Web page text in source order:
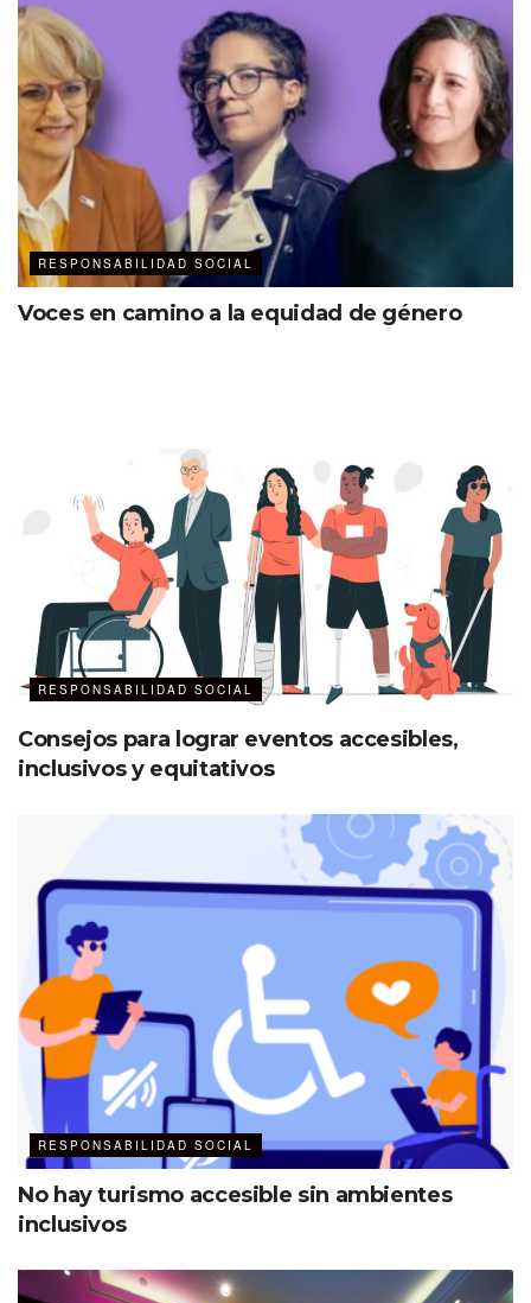
RESPONSABILIDAD SOCIAL
Voces en camino a la equidad de género
RESPONSABILIDAD SOCIAL
Consejos para lograr eventos accesibles,
inclusivos y equitativos
RESPONSABILIDAD SOCIAL
No hay turismo accesible sin ambientes
inclusivos